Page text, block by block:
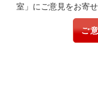
室」にご意見をお寄
ご